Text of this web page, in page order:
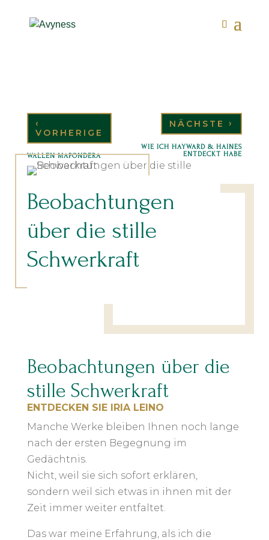
‹
VORHERIGE
WALLEN MAPONDERA
NÄCHSTE›
WIE ICH HAYWARD & HAINES
ENTDECKT HABE
Beobachtungen
über die stille
Schwerkraft
Beobachtungen über die
stille Schwerkraft
ENTDECKEN SIE IRIA LEINO
Manche Werke bleiben Ihnen noch lange
nach der ersten Begegnung im
Gedächtnis.
Nicht, weil sie sich sofort erklären,
sondern weil sich etwas in ihnen mit der
Zeit immer weiter entfaltet.
Das war meine Erfahrung, als ich die